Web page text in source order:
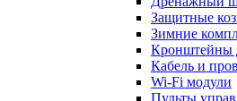
Защитные
Зимние
Кронштейны
Кабель и
Wi-Fi модули
Пульты